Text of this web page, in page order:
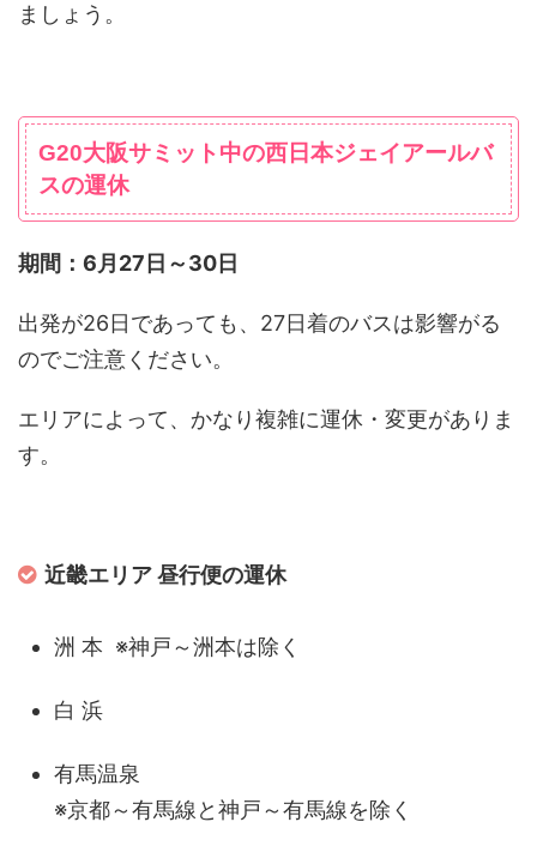
ましょう。
G20大阪サミット中の西日本ジェイアールバ
スの運休
期間：6月27日～30日
出発が26日であっても、27日着のバスは影響がる
のでご注意ください。
エリアによって、かなり複雑に運休・変更がありま
す。
近畿エリア 昼行便の運休
洲 本 ※神戸～洲本は除く
白 浜
有馬温泉
※京都～有馬線と神戸～有馬線を除く